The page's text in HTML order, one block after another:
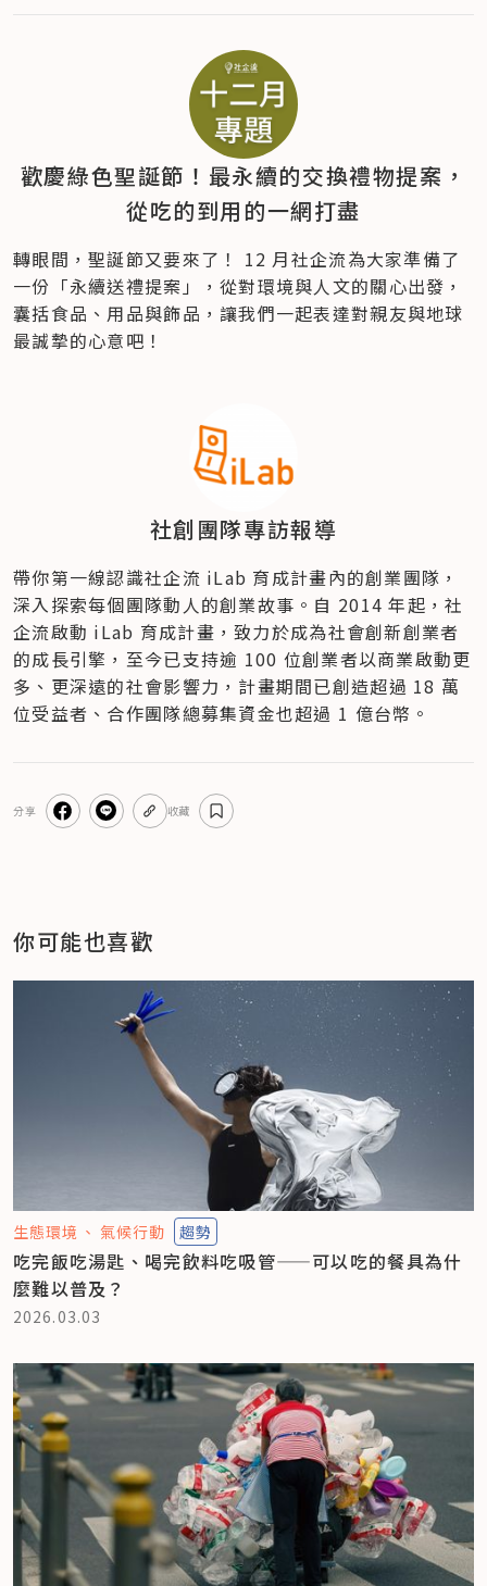
歡慶綠色聖誕節！最永續的交換禮物提案，
從吃的到用的一網打盡
轉眼間，聖誕節又要來了！ 12 月社企流為大家準備了
一份「永續送禮提案」，從對環境與人文的關心出發，
囊括食品、用品與飾品，讓我們一起表達對親友與地球
最誠摯的心意吧！
社創團隊專訪報導
帶你第一線認識社企流 iLab 育成計畫內的創業團隊，
深入探索每個團隊動人的創業故事。自 2014 年起，社
企流啟動 iLab 育成計畫，致力於成為社會創新創業者
的成長引擎，至今已支持逾 100 位創業者以商業啟動更
多、更深遠的社會影響力，計畫期間已創造超過 18 萬
位受益者、合作團隊總募集資金也超過 1 億台幣。
分享 收藏
你可能也喜歡
生態環境 氣候行動 趨勢
吃完飯吃湯匙、喝完飲料吃吸管——可以吃的餐具為什
麼難以普及？
2026.03.03